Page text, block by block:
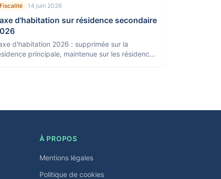
Fiscalité 14 juin 2026
d'habitation sur résidence secondaire
d'habitation 2026 : supprimée sur la
principale, maintenue sur les résidences
À PROPOS
Mentions légales
Politique de cookies